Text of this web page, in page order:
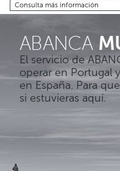
Consulta más información
ABANCA
El servicio de
operar en Portugal
en España. Para
si estuvieras aquí.